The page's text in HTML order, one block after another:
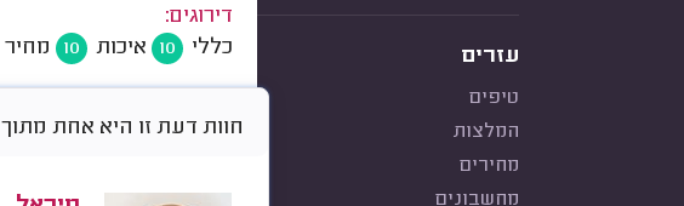
עזרים
טיפים
המלצות
מחירים
מחשבונים
דירוגים:
כללי
10 איכות 10 מחיר
חוות דעת זו היא אחת מתוך 13 על עסק זה: